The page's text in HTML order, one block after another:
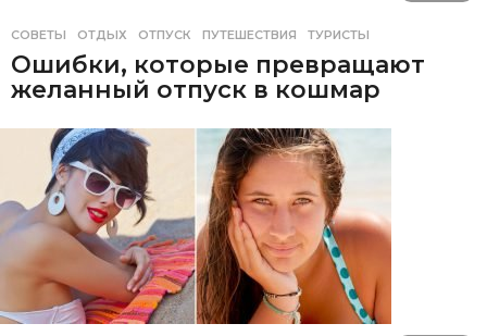
СОВЕТЫ ОТДЫХ ,ОТПУСК ,ПУТЕШЕСТВИЯ ,ТУРИСТЫ
Ошибки, которые превращают
желанный отпуск в кошмар